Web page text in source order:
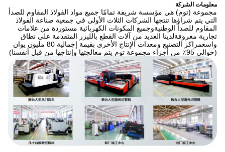
معلومات الشركة
مجموعة (توم) هي مؤسسة شريفة تمامًا جميع مواد الفولاذ المقاوم للصدأ
التي يتم شراؤها تنتجها الشركات الثلاث الأولى في جمعية صناعة الفولاذ
المقاوم للصدأ الوطنيةوجميع المكونات الكهربائية مستوردة من علامات
تجارية معروفةلدينا العديد من آلات القطع بالليزر المتقدمة على نطاق
واسعمراكز التصنيع ومعدات الإنتاج الأخرى بقيمة إجمالية 80 مليون يوان
(حوالي 95٪ من أجزاء مجموعة توم يتم معالجتها وإنتاجها من قبل أنفسنا)